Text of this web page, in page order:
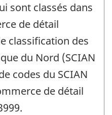
sont classés dans
de détail
classification des
du Nord (SCIAN
codes du SCIAN
de détail